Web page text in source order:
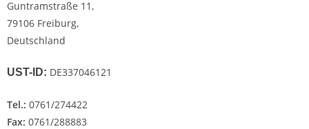
Guntramstraße 11,
79106 Freiburg,
Deutschland
UST-ID: DE337046121
Tel.: 0761/274422
Fax: 0761/288883